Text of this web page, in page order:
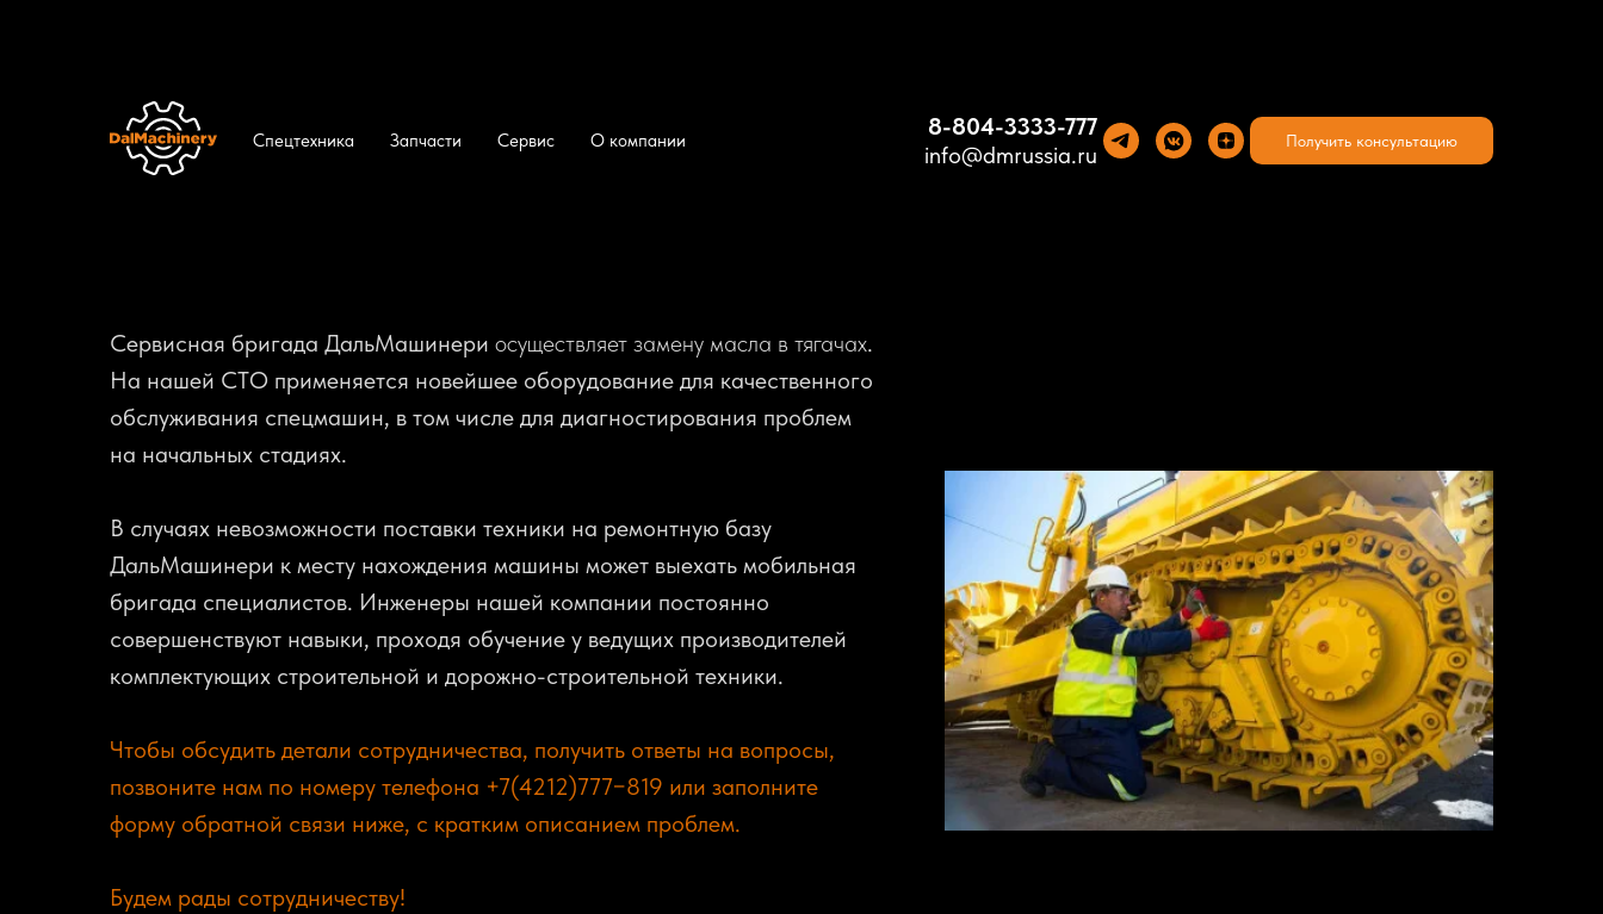
Спецтехника Запчасти Сервис О компании
8-804-3333-777
info@dmrussia.ru
Получить консультацию
ДальМашинери
Сервисная бригада ДальМашинери осуществляет замену масла в тягачах.
На нашей СТО применяется новейшее оборудование для качественного
обслуживания спецмашин, в том числе для диагностирования проблем
на начальных стадиях.
В случаях невозможности поставки техники на ремонтную базу
ДальМашинери к месту нахождения машины может выехать мобильная
бригада специалистов. Инженеры нашей компании постоянно
совершенствуют навыки, проходя обучение у ведущих производителей
комплектующих строительной и дорожно-строительной техники.
Чтобы обсудить детали сотрудничества, получить ответы на вопросы,
позвоните нам по номеру телефона +7(4212)777−819 или заполните
форму обратной связи ниже, с кратким описанием проблем.
Будем рады сотрудничеству!